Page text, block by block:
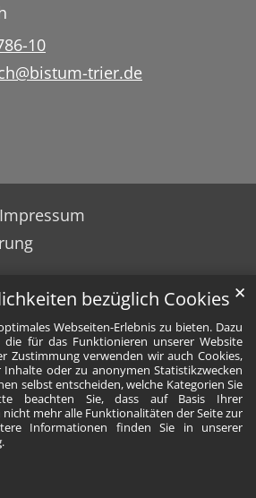
bezüglich Cookies
Webseiten-Erlebnis zu bieten. Dazu
die für das Funktionieren unserer Website
Zustimmung verwenden wir auch Cookies,
oder zu anonymen Statistikzwecken
selbst entscheiden, welche Kategorien Sie
beachten Sie, dass auf Basis Ihrer
mehr alle Funktionalitäten der Seite zur
Informationen finden Sie in unserer
.
✕
10
trier.de
Impressum